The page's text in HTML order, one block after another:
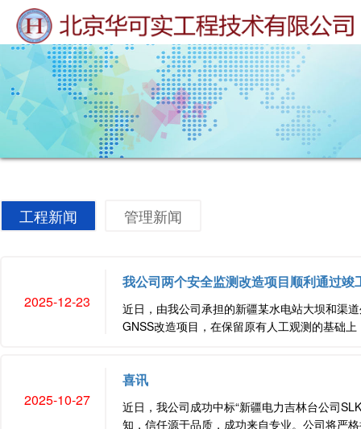
工程新闻 管理新闻
2025-12-23
我公司两个安全监测改造项目顺利通过竣
近日，由我公司承担的新疆某水电站大坝和渠
GNSS改造项目，在保留原有人工观测的基础
2025-10-27
喜讯
近日，我公司成功中标“新疆电力吉林台公司
知，信任源于品质，成功来自专业。公司将严